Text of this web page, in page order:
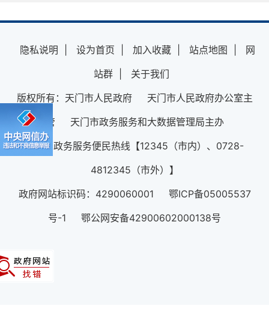
隐私说明 设为首页 加入收藏 站点地图
网
站群
关于我们
版权所有：天门市人民政府 天门市人民政府办公室主
管 天门市政务服务和大数据管理局主办
12345政务服务便民热线【12345（市内）、0728-
4812345（市外）】
政府网站标识码：4290060001 鄂ICP备05005537
号-1 鄂公网安备42900602000138号